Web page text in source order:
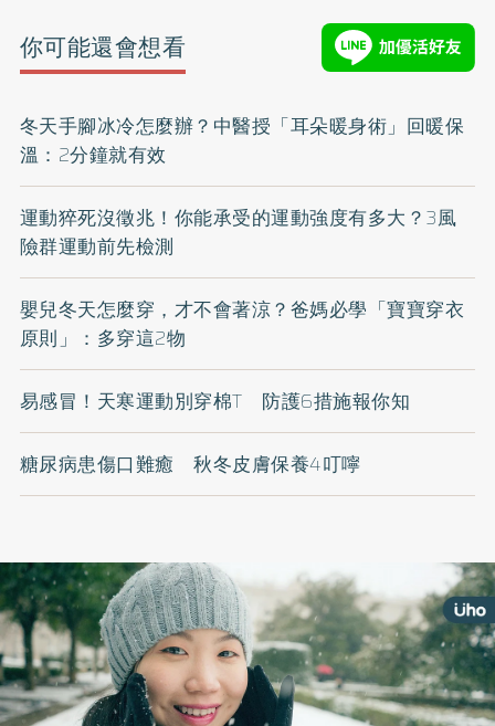
你可能還會想看
冬天手腳冰冷怎麼辦？中醫授「耳朵暖身術」回暖保
溫：2分鐘就有效
運動猝死沒徵兆！你能承受的運動強度有多大？3風
險群運動前先檢測
嬰兒冬天怎麼穿，才不會著涼？爸媽必學「寶寶穿衣
原則」：多穿這2物
易感冒！天寒運動別穿棉T 防護6措施報你知
糖尿病患傷口難癒 秋冬皮膚保養4叮嚀